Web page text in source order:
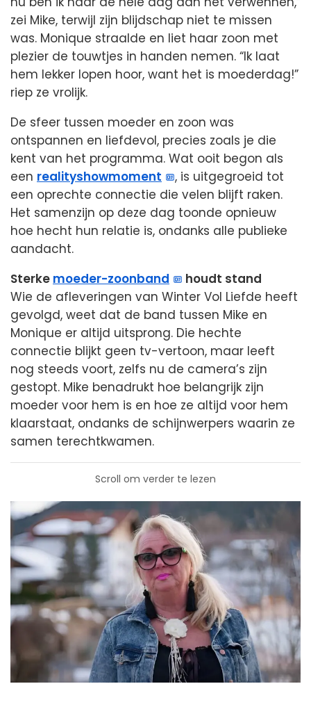
zei Mike, terwijl zijn blijdschap niet te missen
was. Monique straalde en liet haar zoon met
plezier de touwtjes in handen nemen. “Ik laat
hem lekker lopen hoor, want het is moederdag!”
riep ze vrolijk.
De sfeer tussen moeder en zoon was
ontspannen en liefdevol, precies zoals je die
kent van het programma. Wat ooit begon als
een realityshowmoment
, is uitgegroeid tot
een oprechte connectie die velen blijft raken.
Het samenzijn op deze dag toonde opnieuw
hoe hecht hun relatie is, ondanks alle publieke
aandacht.
Sterke moeder-zoonband
houdt stand
Wie de afleveringen van Winter Vol Liefde heeft
gevolgd, weet dat de band tussen Mike en
Monique er altijd uitsprong. Die hechte
connectie blijkt geen tv-vertoon, maar leeft
nog steeds voort, zelfs nu de camera’s zijn
gestopt. Mike benadrukt hoe belangrijk zijn
moeder voor hem is en hoe ze altijd voor hem
klaarstaat, ondanks de schijnwerpers waarin ze
samen terechtkwamen.
Scroll om verder te lezen